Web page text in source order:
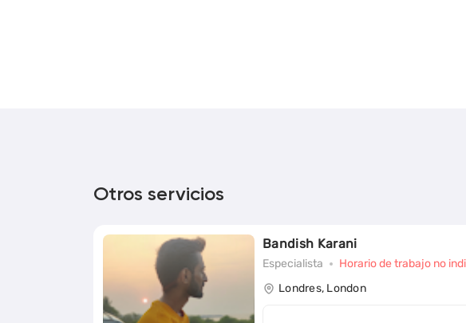
Otros servicios
Bandish Karani
Especialista
Horario de trabajo no
Londres, London